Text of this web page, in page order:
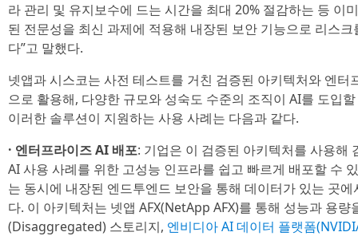
라 관리 및 유지보수에 드는 시간을 최대 20% 절감하는 등 이
된 전문성을 최신 과제에 적용해 내장된 보안 기능으로 리스
다”고 말했다.
넷앱과 시스코는 사전 테스트를 거친 검증된 아키텍처와 엔
으로 활용해, 다양한 규모와 성숙도 수준의 조직이 AI를 도입
이러한 솔루션이 지원하는 사용 사례는 다음과 같다.
· 엔터프라이즈 AI 배포: 기업은 이 검증된 아키텍처를 사용해
AI 사용 사례를 위한 고성능 인프라를 쉽고 빠르게 배포할 수
는 동시에 내장된 엔드투엔드 보안을 통해 데이터가 있는 곳
다. 이 아키텍처는 넷앱 AFX(NetApp AFX)를 통해 성능과 용
(Disaggregated) 스토리지, 엔비디아 AI 데이터 플랫폼